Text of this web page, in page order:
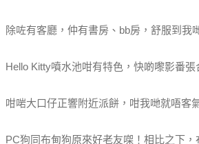
除咗有客廳，仲有書房、bb房，舒服到我
Hello Kitty噴水池咁有特色，快啲嚟影番張
咁啱大口仔正響附近派餅，咁我哋就唔客
PC狗同布甸狗原來好老友㗎！相比之下